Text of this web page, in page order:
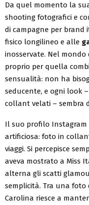
Da quel momento la
shooting fotografici e
di campagne per brand
fisico longilineo e alle
inosservate. Nel
proprio per quella
sensualità: non ha
seducente, e ogni look
collant velati – sembra
Il suo profilo
artificiosa: foto in
viaggi. Si percepisce
aveva mostrato a Miss
alterna gli scatti
semplicità. Tra una
Carolina riesce a